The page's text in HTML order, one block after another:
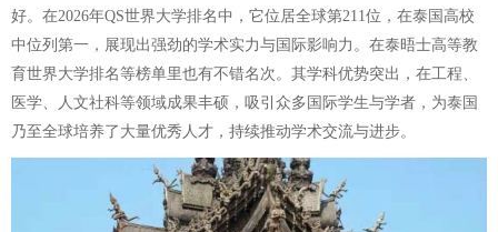
好。在2026年QS世界大学排名中，它位居全球第211位，在泰国高校
中位列第一，展现出强劲的学术实力与国际影响力。在泰晤士高等教
育世界大学排名等榜单里也有不错名次。其学科优势突出，在工程、
医学、人文社科等领域成果丰硕，吸引众多国际学生与学者，为泰国
乃至全球培养了大量优秀人才，持续推动学术交流与进步。